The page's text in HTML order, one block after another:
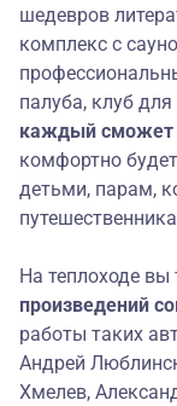
шедевров
комплекс с
палуба, клуб
каждый сможет
комфортно
детьми, парам,
На теплоходе
произведений
работы таких
Андрей
Хмелев,